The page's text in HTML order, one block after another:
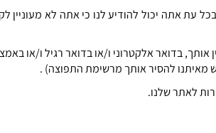
בכל עת אתה יכול להודיע לנו כי אתה לא
אותך,בדואר אלקטרוני ו/או בדואר רגיל ו/או
מאיתנו להסיר אותך מרשימת התפוצה) .
לאתר שלנו.